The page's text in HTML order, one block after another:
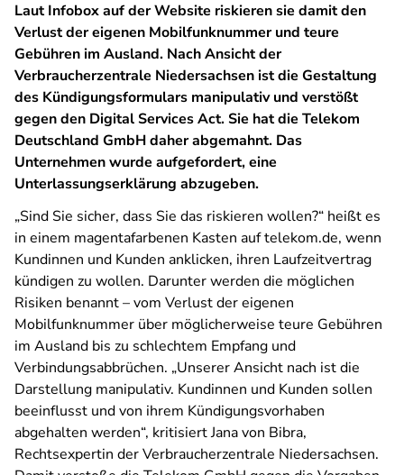
Laut Infobox auf der Website riskieren sie damit den
Verlust der eigenen Mobilfunknummer und teure
Gebühren im Ausland. Nach Ansicht der
Verbraucherzentrale Niedersachsen ist die Gestaltung
des Kündigungsformulars manipulativ und verstößt
gegen den Digital Services Act. Sie hat die Telekom
Deutschland GmbH daher abgemahnt. Das
Unternehmen wurde aufgefordert, eine
Unterlassungserklärung abzugeben.
„Sind Sie sicher, dass Sie das riskieren wollen?“ heißt es
in einem magentafarbenen Kasten auf telekom.de, wenn
Kundinnen und Kunden anklicken, ihren Laufzeitvertrag
kündigen zu wollen. Darunter werden die möglichen
Risiken benannt – vom Verlust der eigenen
Mobilfunknummer über möglicherweise teure Gebühren
im Ausland bis zu schlechtem Empfang und
Verbindungsabbrüchen. „Unserer Ansicht nach ist die
Darstellung manipulativ. Kundinnen und Kunden sollen
beeinflusst und von ihrem Kündigungsvorhaben
abgehalten werden“, kritisiert Jana von Bibra,
Rechtsexpertin der Verbraucherzentrale Niedersachsen.